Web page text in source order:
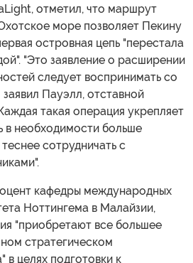
отметил, что маршрут
море позволяет Пекину
островная цепь "перестала
"Это заявление о расширении
следует воспринимать со
Пауэлл, отставной
такая операция укрепляет
в необходимости больше
сотрудничать с
кафедры международных
Ноттингема в Малайзии,
"приобретают все большее
стратегическом
в целях подготовки к